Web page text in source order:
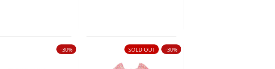
-30% SOLD OUT -30%